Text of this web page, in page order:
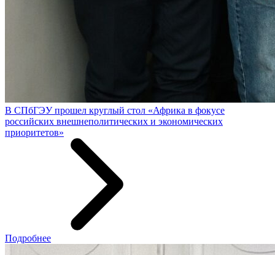
В СПбГЭУ прошел круглый стол «Африка в фокусе
российских внешнеполитических и экономических
приоритетов»
Подробнее